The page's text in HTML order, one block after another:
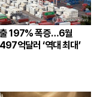
197% 폭증…6월
억달러 ‘역대 최대’